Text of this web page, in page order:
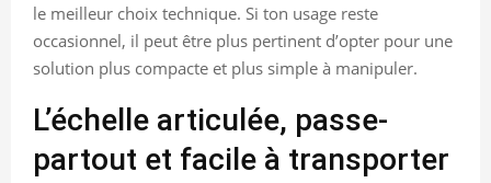
le meilleur choix technique. Si ton usage reste
occasionnel, il peut être plus pertinent d’opter pour une
solution plus compacte et plus simple à manipuler.
L’échelle articulée, passe-
partout et facile à transporter